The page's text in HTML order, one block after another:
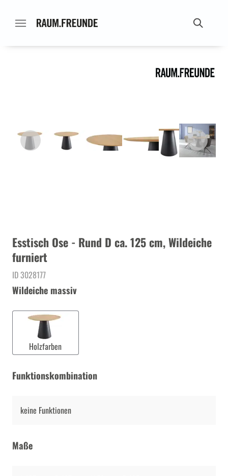
Esstisch Ose - Rund D ca. 125 cm, Wildeiche
furniert
ID 3028177
Wildeiche massiv
Holzfarben
Funktionskombination
keine Funktionen
Maße